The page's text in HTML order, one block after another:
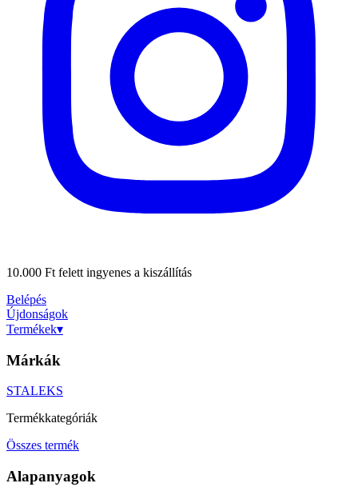
10.000 Ft felett ingyenes a kiszállítás
Belépés
Újdonságok
Termékek▾
Márkák
STALEKS
Termékkategóriák
Összes termék
Alapanyagok